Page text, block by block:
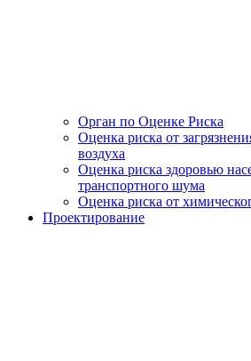
Орган по Оценке Риска
Оценка риска от
воздуха
Оценка риска здоровью
транспортного шума
Оценка риска от
Проектирование